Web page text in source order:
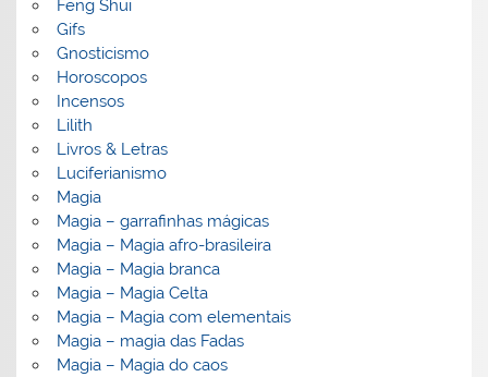
Feng Shui
Gifs
Gnosticismo
Horoscopos
Incensos
Lilith
Livros & Letras
Luciferianismo
Magia
Magia – garrafinhas mágicas
Magia – Magia afro-brasileira
Magia – Magia branca
Magia – Magia Celta
Magia – Magia com elementais
Magia – magia das Fadas
Magia – Magia do caos